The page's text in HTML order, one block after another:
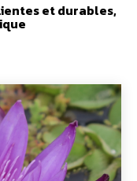
et durables,